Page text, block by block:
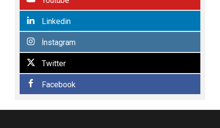
Linkedin
İnstagram
Twitter
Facebook